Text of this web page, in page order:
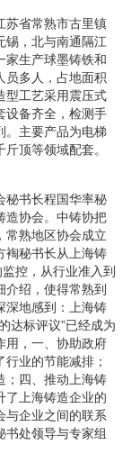
苏省常熟市古里镇
锡，北与南通隔江
家生产球墨铸铁和
员多人，占地面积
型工艺采用震压式
设备齐全，检测手
。主要产品为电梯
顶等领域配套。
秘书长程国华率秘
造协会。中铸协把
常熟地区协会成立
裪秘书长从上海铸
控，从行业准入到
绍，使得常熟到
深地感到：上海铸
达标评议”已经成为
用，一、协助政府
业的节能减排；
；四、推动上海铸
了上海铸造企业的
与企业之间的联系
书处领导与专家组